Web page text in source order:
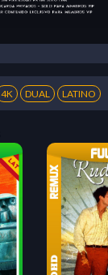
4K DUAL LATINO